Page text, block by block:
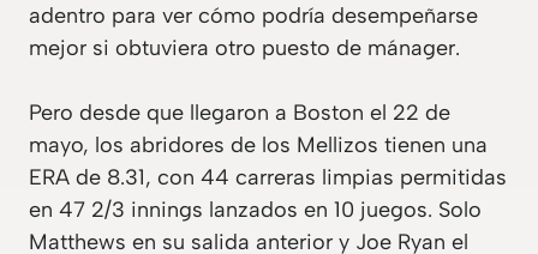
adentro para ver cómo podría desempeñarse
mejor si obtuviera otro puesto de mánager.
Pero desde que llegaron a Boston el 22 de
mayo, los abridores de los Mellizos tienen una
ERA de 8.31, con 44 carreras limpias permitidas
en 47 2/3 innings lanzados en 10 juegos. Solo
Matthews en su salida anterior y Joe Ryan el